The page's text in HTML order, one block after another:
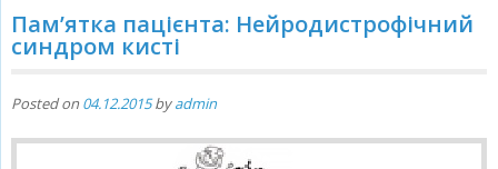
Пам’ятка пацієнта: Нейродистрофічний
синдром кисті
Posted on 04.12.2015byadmin